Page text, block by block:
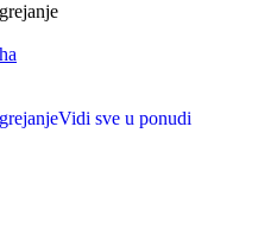
Vidi sve u ponudi